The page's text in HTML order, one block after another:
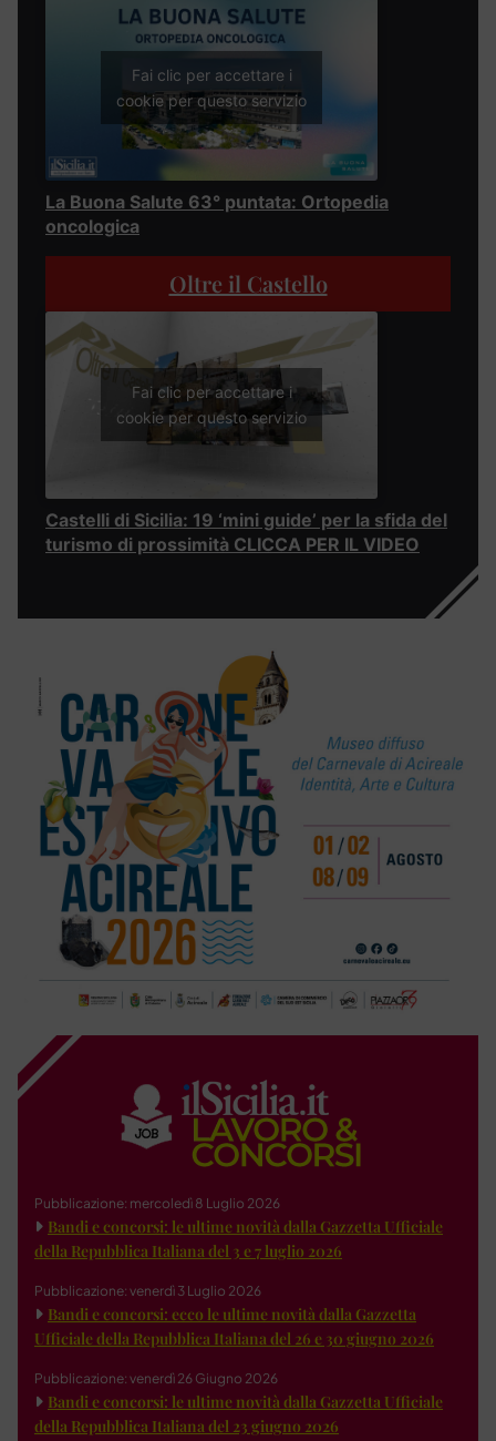
Fai clic per accettare i
cookie per questo servizio
La Buona Salute 63° puntata: Ortopedia
oncologica
Oltre il Castello
Fai clic per accettare i
cookie per questo servizio
Castelli di Sicilia: 19 ‘mini guide’ per la sfida del
turismo di prossimità CLICCA PER IL VIDEO
Pubblicazione: mercoledì 8 Luglio 2026
Bandi e concorsi: le ultime novità dalla Gazzetta Ufficiale
della Repubblica Italiana del 3 e 7 luglio 2026
Pubblicazione: venerdì 3 Luglio 2026
Bandi e concorsi: ecco le ultime novità dalla Gazzetta
Ufficiale della Repubblica Italiana del 26 e 30 giugno 2026
Pubblicazione: venerdì 26 Giugno 2026
Bandi e concorsi: le ultime novità dalla Gazzetta Ufficiale
della Repubblica Italiana del 23 giugno 2026